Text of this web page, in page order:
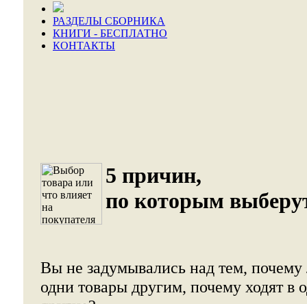
РАЗДЕЛЫ СБОРНИКА
КНИГИ - БЕСПЛАТНО
КОНТАКТЫ
5 причин,
по которым
Вы не задумывались над тем,
одни товары другим, почему ходят в